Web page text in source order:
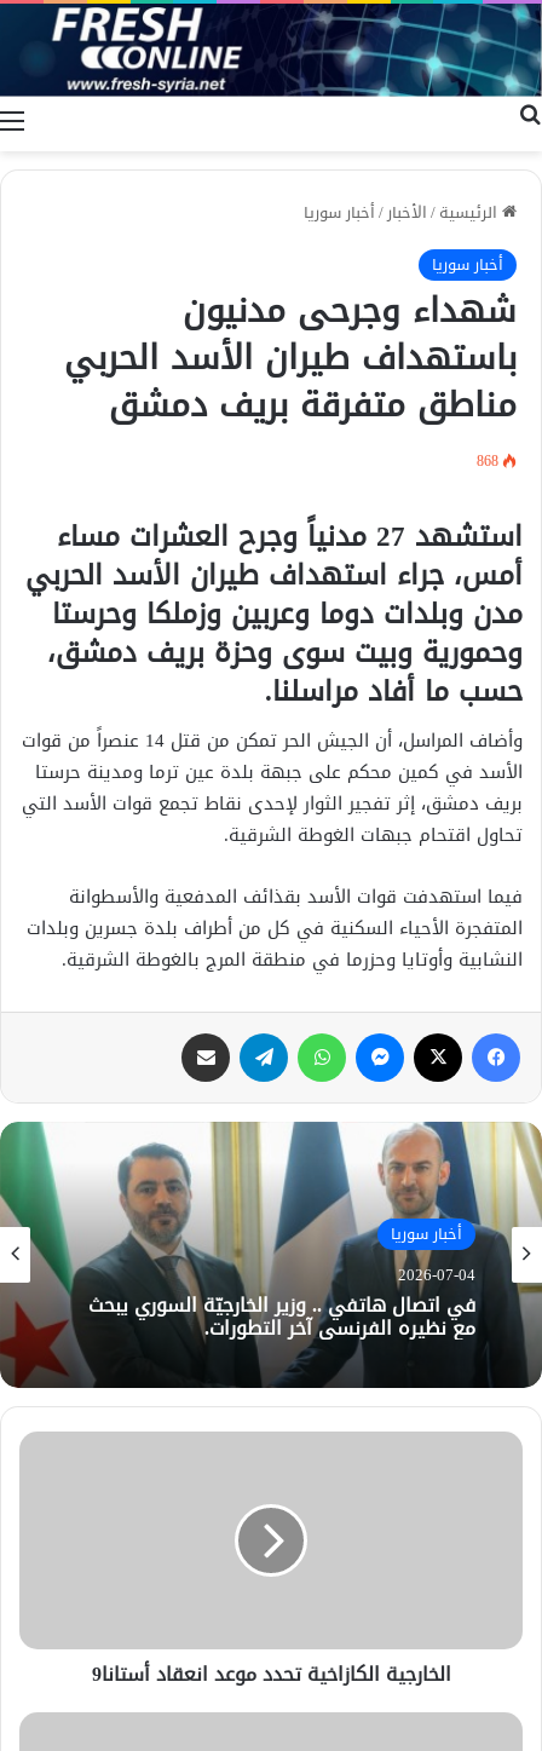
الرئيسية/الأخبار/أخبار سوريا
أخبار سوريا
شهداء وجرحى مدنيون
باستهداف طيران الأسد الحربي
مناطق متفرقة بريف دمشق
868
استشهد 27 مدنياً وجرح العشرات مساء
أمس، جراء استهداف طيران الأسد الحربي
مدن وبلدات دوما وعربين وزملكا وحرستا
وحمورية وبيت سوى وحزة بريف دمشق،
حسب ما أفاد مراسلنا.
وأضاف المراسل، أن الجيش الحر تمكن من قتل 14 عنصراً من قوات
الأسد في كمين محكم على جبهة بلدة عين ترما ومدينة حرستا
بريف دمشق، إثر تفجير الثوار لإحدى نقاط تجمع قوات الأسد التي
تحاول اقتحام جبهات الغوطة الشرقية.
فيما استهدفت قوات الأسد بقذائف المدفعية والأسطوانة
المتفجرة الأحياء السكنية في كل من أطراف بلدة جسرين وبلدات
النشابية وأوتايا وحزرما في منطقة المرج بالغوطة الشرقية.
فيسبوك ماسنجر واتساب تيلقرام
أخبار سوريا
2026-07-04
في اتصال هاتفي .. وزير الخارجيّة السوري يبحث
مع نظيره الفرنسي آخر التطورات.
الخارجية الكازاخية تحدد موعد انعقاد أستانا9